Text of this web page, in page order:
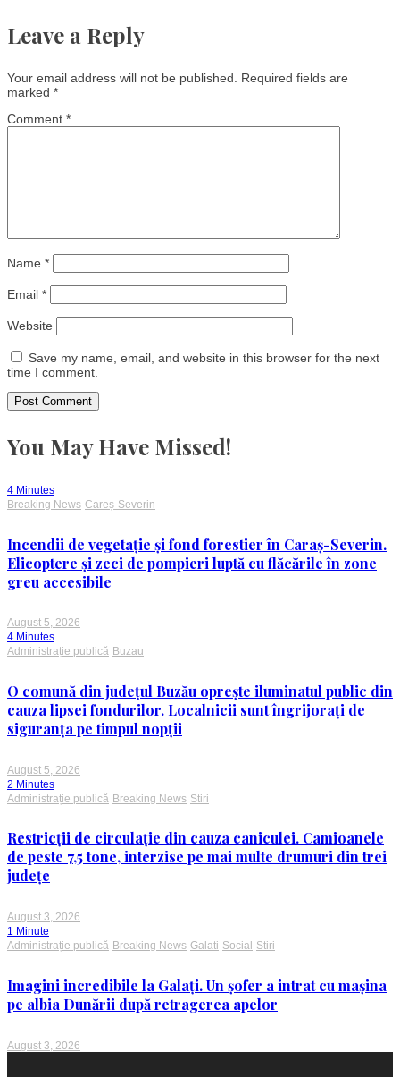
Leave a Reply
Your email address will not be published.
Required fields are
marked *
Comment *
Name *
Email *
Website
Save my name, email, and website in this browser for the next
time I comment.
You May Have Missed!
4 Minutes
Breaking News Careș-Severin
Incendii de vegetație și fond forestier în Caraș-Severin.
Elicoptere și zeci de pompieri luptă cu flăcările în zone
greu accesibile
August 5, 2026
4 Minutes
Administrație publică Buzau
O comună din județul Buzău oprește iluminatul public din
cauza lipsei fondurilor. Localnicii sunt îngrijorați de
siguranța pe timpul nopții
August 5, 2026
2 Minutes
Administrație publică Breaking News Stiri
Restricții de circulație din cauza caniculei. Camioanele
de peste 7,5 tone, interzise pe mai multe drumuri din trei
județe
August 3, 2026
1 Minute
Administrație publică Breaking News Galati Social Stiri
Imagini incredibile la Galați. Un șofer a intrat cu mașina
pe albia Dunării după retragerea apelor
August 3, 2026